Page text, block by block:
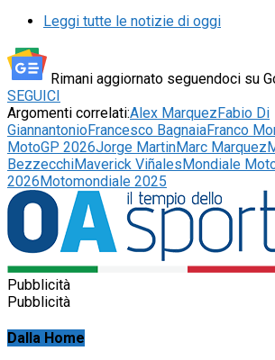
Leggi tutte le notizie di oggi
Rimani aggiornato seguendoci su
SEGUICI
Argomenti correlati:Alex Marquez Fabio Di
GiannantonioFrancesco BagnaiaFranco
MotoGP 2026Jorge MartinMarc Marquez
BezzecchiMaverick Viñales Mondiale
2026 Motomondiale 2025
Pubblicità
Pubblicità
Dalla Home